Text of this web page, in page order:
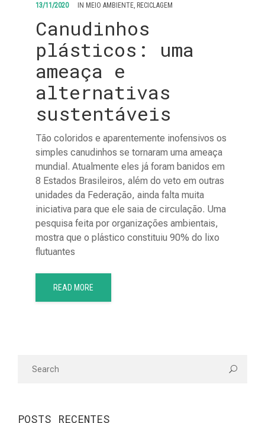
13/11/2020 IN MEIO AMBIENTE, RECICLAGEM
Canudinhos
plásticos: uma
ameaça e
alternativas
sustentáveis
Tão coloridos e aparentemente inofensivos os
simples canudinhos se tornaram uma ameaça
mundial. Atualmente eles já foram banidos em
8 Estados Brasileiros, além do veto em outras
unidades da Federação, ainda falta muita
iniciativa para que ele saia de circulação. Uma
pesquisa feita por organizações ambientais,
mostra que o plástico constituiu 90% do lixo
flutuantes
READ MORE
POSTS RECENTES